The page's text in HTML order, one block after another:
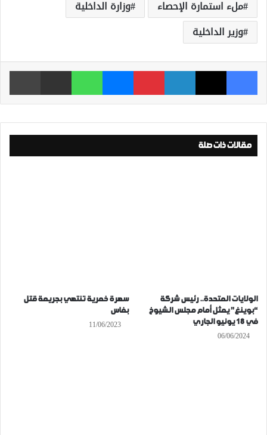
ملء استمارة الإحصاء
وزارة الداخلية
وزير الداخلية
فيسبوك ‫X لينكدإن بينتيريست ماسنجر واتساب مشاركة عبر البريد
مقالات ذات صلة
الولايات المتحدة.. رئيس شركة
“بوينغ” يمثل أمام مجلس الشيوخ
في 18 يونيو الجاري
06/06/2024
سهرة خمرية تنتهي بجريمة قتل
بفاس
11/06/2023